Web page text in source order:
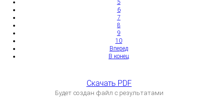
5
6
7
8
9
10
Вперед
В конец
Скачать PDF
Будет создан файл с результатами